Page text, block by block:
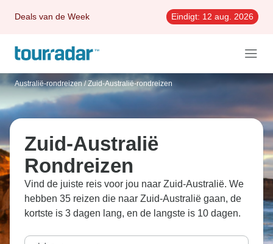
Deals van de Week Eindigt: 12 aug. 2026
Australië-rondreizen / Zuid-Australië-rondreizen
Zuid-Australië
Rondreizen
Vind de juiste reis voor jou naar Zuid-Australië. We
hebben 35 reizen die naar Zuid-Australië gaan, de
kortste is 3 dagen lang, en de langste is 10 dagen.